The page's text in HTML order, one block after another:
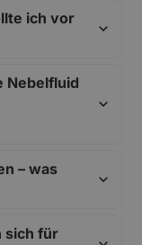
ich vor
Nebelfluid
– was
sich für